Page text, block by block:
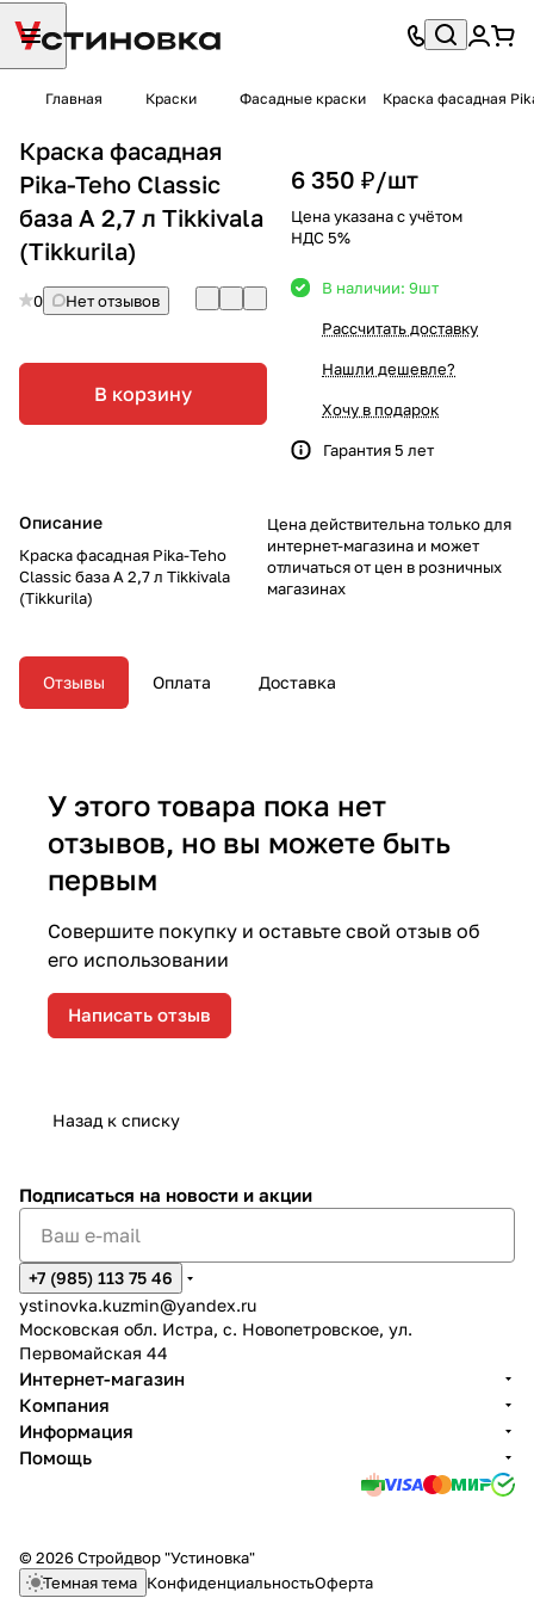
Главная Краски Фасадные краски Краска фасадная
Краска фасадная
Pika-Teho Classic
база A 2,7 л Tikkivala
(Tikkurila)
0 Нет отзывов
В корзину
Описание
Краска фасадная Pika-Teho
Classic база A 2,7 л Tikkivala
(Tikkurila)
6 350 ₽/шт
Цена указана с учётом
НДС 5%
В наличии: 9шт
Рассчитать доставку
Нашли дешевле?
Хочу в подарок
Гарантия 5 лет
Цена действительна только для
интернет-магазина и может
отличаться от цен в розничных
магазинах
Отзывы Оплата Доставка
У этого товара пока нет
отзывов, но вы можете быть
первым
Совершите покупку и оставьте свой отзыв об
его использовании
Написать отзыв
Назад к списку
Подписаться на новости и акции
+7 (985) 113 75 46
ystinovka.kuzmin@yandex.ru
Московская обл. Истра, с. Новопетровское, ул.
Первомайская 44
Интернет-магазин
Компания
Информация
Помощь
© 2026 Стройдвор "Устиновка"
Темная тема КонфиденциальностьОферта